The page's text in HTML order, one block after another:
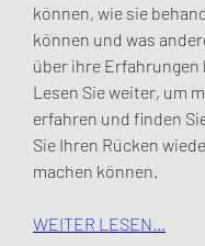
können, wie sie
können und was
über ihre Erfahrungen
Lesen Sie weiter, um
erfahren und finden
Sie Ihren Rücken
machen können.
WEITER LESEN...